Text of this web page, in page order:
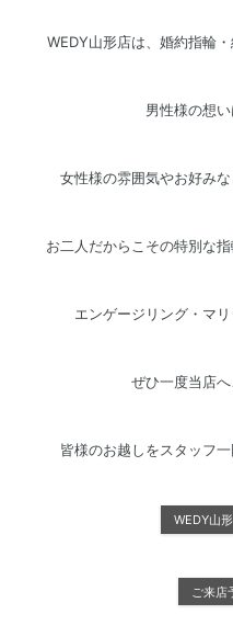
WEDY山形店は、婚約指輪
男性様の想
女性様の雰囲気やお好み
お二人だからこその特別な
エンゲージリング・マ
ぜひ一度当店へ
皆様のお越しをスタッフ
WEDY山
ご来店